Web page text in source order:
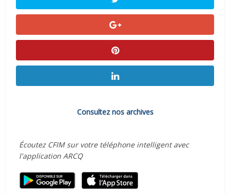
Consultez nos archives
Écoutez CFIM sur votre téléphone intelligent avec
l'application ARCQ